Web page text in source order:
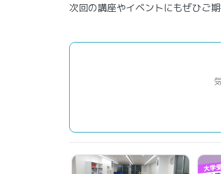
次回の講座やイベントにもぜひご